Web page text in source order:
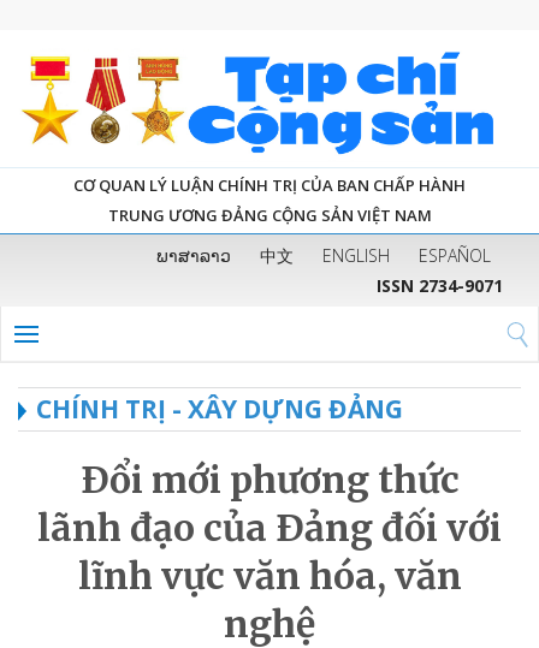
CƠ QUAN LÝ LUẬN CHÍNH TRỊ CỦA BAN CHẤP HÀNH
TRUNG ƯƠNG ĐẢNG CỘNG SẢN VIỆT NAM
ພາສາລາວ 中文 ENGLISH
ESPAÑOL
ISSN 2734-9071
CHÍNH TRỊ - XÂY DỰNG ĐẢNG
Ðổi mới phương thức
lãnh đạo của Ðảng đối với
lĩnh vực văn hóa, văn
nghệ